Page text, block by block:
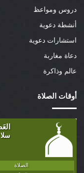
دروس ومواعظ
أنشطة دعوية
استشارات دعوية
دعاة مغاربة
عالم وذاكرة
أوقات الصلاة